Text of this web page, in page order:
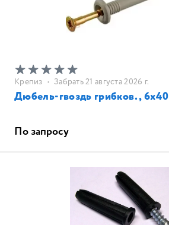
Крепиз • Забрать 21 августа 2026 г.
Дюбель-гвоздь грибков., 6х40
По запросу